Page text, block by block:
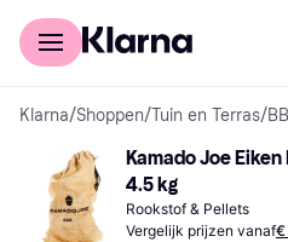
Voor shoppers
Klarna/Shoppen/Tuin en Terras/
Kamado Joe
4.5 kg
Rookstof & Pellets
Vergelijk prijzen vanaf€